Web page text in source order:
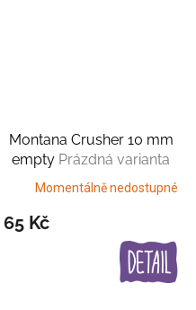
Montana Crusher 10 mm
empty Prázdná varianta
Momentálně nedostupné
65 Kč